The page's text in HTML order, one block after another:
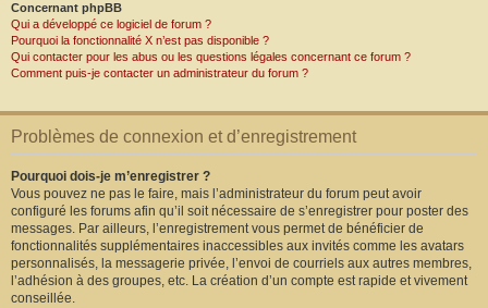
Concernant phpBB
Qui a développé ce logiciel de forum ?
Pourquoi la fonctionnalité X n’est pas disponible ?
Qui contacter pour les abus ou les questions légales concernant ce forum ?
Comment puis-je contacter un administrateur du forum ?
Problèmes de connexion et d’enregistrement
Pourquoi dois-je m’enregistrer ?
Vous pouvez ne pas le faire, mais l’administrateur du forum peut avoir
configuré les forums afin qu’il soit nécessaire de s’enregistrer pour poster des
messages. Par ailleurs, l’enregistrement vous permet de bénéficier de
fonctionnalités supplémentaires inaccessibles aux invités comme les avatars
personnalisés, la messagerie privée, l’envoi de courriels aux autres membres,
l’adhésion à des groupes, etc. La création d’un compte est rapide et vivement
conseillée.